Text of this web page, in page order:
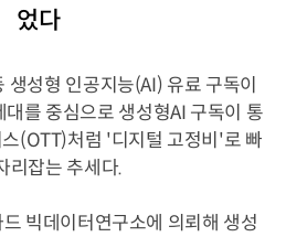
었다
생성형 인공지능(AI) 유료 구독이
를 중심으로 생성형AI 구독이 통
(OTT)처럼 '디지털 고정비'로 빠
리잡는 추세다.
빅데이터연구소에 의뢰해 생성